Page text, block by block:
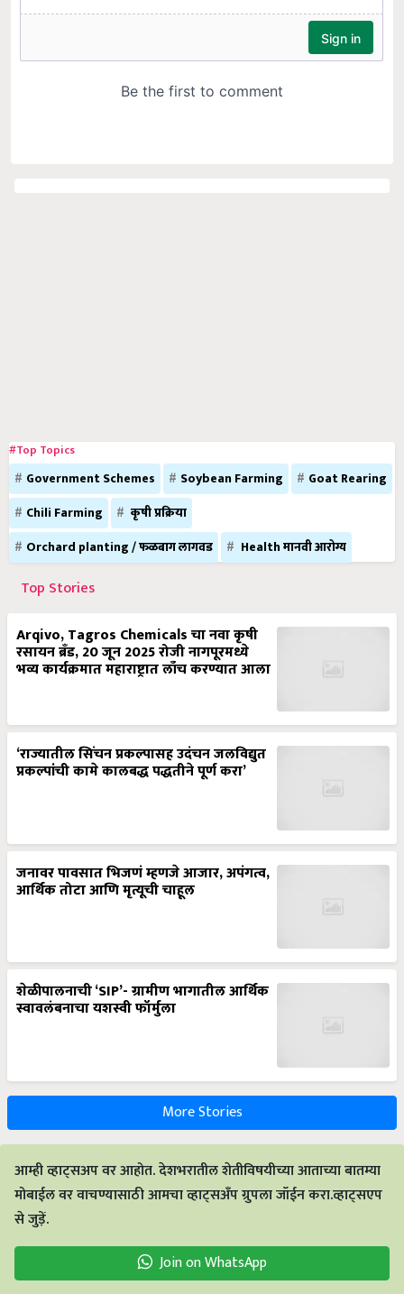
#Top Topics
Government Schemes Soybean Farming
Goat Rearing
Chili Farming
कृषी प्रक्रिया
Orchard planting / फळबाग लागवड
Health मानवी आरोग्य
Top Stories
Arqivo, Tagros Chemicals चा नवा कृषी
रसायन ब्रँड, 20 जून 2025 रोजी नागपूरमध्ये
भव्य कार्यक्रमात महाराष्ट्रात लाँच करण्यात आला
‘राज्यातील सिंचन प्रकल्पासह उदंचन जलविद्युत
प्रकल्पांची कामे कालबद्ध पद्धतीने पूर्ण करा’
जनावर पावसात भिजणं म्हणजे आजार, अपंगत्व,
आर्थिक तोटा आणि मृत्यूची चाहूल
शेळीपालनाची ‘SIP’- ग्रामीण भागातील आर्थिक
स्वावलंबनाचा यशस्वी फॉर्मुला
More Stories
आम्ही व्हाट्सअप वर आहोत. देशभरातील शेतीविषयीच्या आताच्या बातम्या
मोबाईल वर वाचण्यासाठी आमचा व्हाट्सअँप ग्रुपला जॉईन करा.व्हाट्सएप
से जुड़ें.
Join on WhatsApp